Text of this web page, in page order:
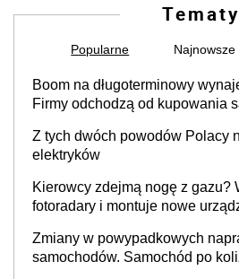
Tematy
Popularne Najnowsze
Boom na długoterminowy
Firmy odchodzą od kupowania
Z tych dwóch powodów Polacy
elektryków
Kierowcy zdejmą nogę z gazu?
fotoradary i montuje nowe
Zmiany w powypadkowych
samochodów. Samochód po